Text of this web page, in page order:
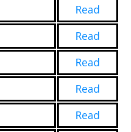
Read
Read
Read
Read
Read